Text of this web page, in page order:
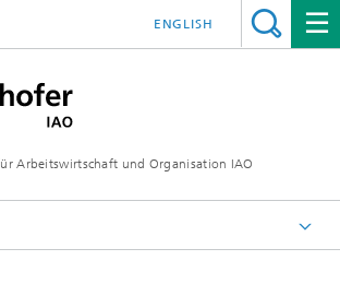
Arbeitswirtschaft und Organisation IAO
ENGLISH